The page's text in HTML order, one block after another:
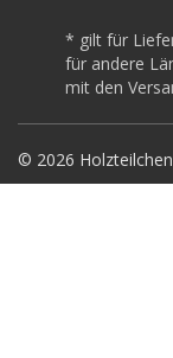
* gilt für
für andere
mit den
© 2026